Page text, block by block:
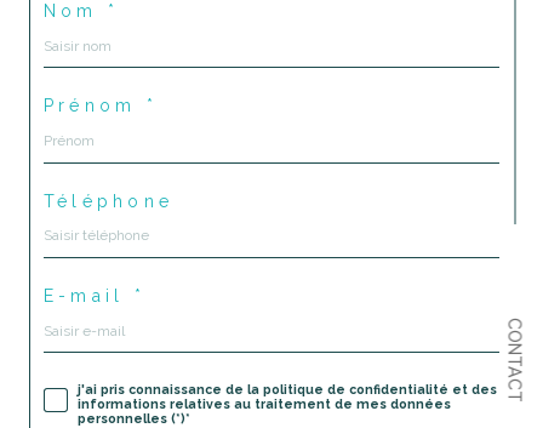
CONTACT
Nom *
Prénom *
Téléphone
E-mail *
j'ai pris connaissance de la politique de confidentialité et des
informations relatives au traitement de mes données
personnelles (*)*